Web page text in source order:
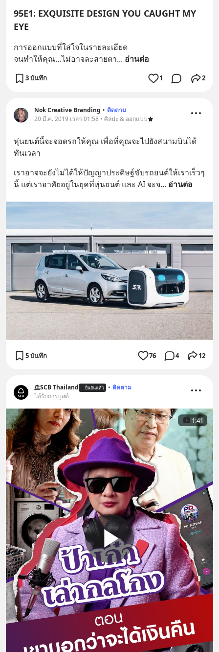
95E1: EXQUISITE DESIGN YOU CAUGHT MY
EYE
การออกแบบที่ใส่ใจในรายละเอียด
จนทำให้คุณ…ไม่อาจละสายตา... อ่านต่อ
3 บันทึก 1 2
Nok Creative Branding • ติดตาม
20 มี.ค. 2019 เวลา 01:58 • ศิลปะ & ออกแบบ
หุ่นยนต์นี้จะจอดรถให้คุณ เพื่อที่คุณจะไปยังสนามบินได้
ทันเวลา
เราอาจจะยังไม่ได้ให้ปัญญาประดิษฐ์ขับรถยนต์ให้เราเร็วๆ
นี้ แต่เราอาศัยอยู่ในยุคที่หุ่นยนต์ และ AI จะจ... อ่านต่อ
5 บันทึก 76 4 12
SCB Thailand ยืนยันแล้ว • ติดตาม
ได้รับการบูสต์
1:41